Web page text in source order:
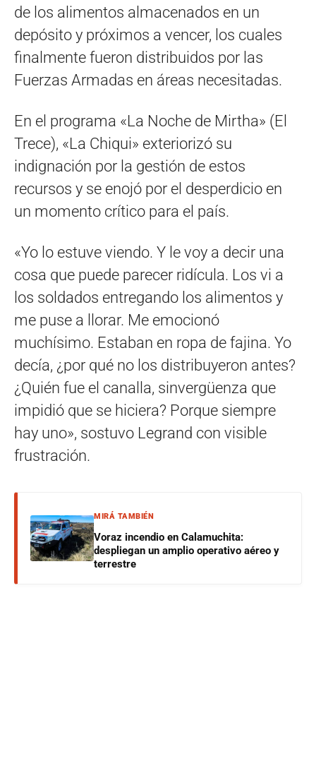
de los alimentos almacenados en un
depósito y próximos a vencer, los cuales
finalmente fueron distribuidos por las
Fuerzas Armadas en áreas necesitadas.
En el programa «La Noche de Mirtha» (El
Trece), «La Chiqui» exteriorizó su
indignación por la gestión de estos
recursos y se enojó por el desperdicio en
un momento crítico para el país.
«Yo lo estuve viendo. Y le voy a decir una
cosa que puede parecer ridícula. Los vi a
los soldados entregando los alimentos y
me puse a llorar. Me emocionó
muchísimo. Estaban en ropa de fajina. Yo
decía, ¿por qué no los distribuyeron antes?
¿Quién fue el canalla, sinvergüenza que
impidió que se hiciera? Porque siempre
hay uno», sostuvo Legrand con visible
frustración.
MIRÁ TAMBIÉN
Voraz incendio en Calamuchita:
despliegan un amplio operativo aéreo y
terrestre